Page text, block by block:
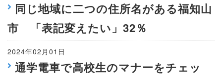
同じ地域に二つの住所名がある福知山
市 「表記変えたい」32％
2024年02月01日
通学電車で高校生のマナーをチェッ